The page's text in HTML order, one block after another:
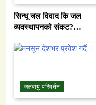
सिन्धु जल विवाद कि जल
व्यवस्थापनको संकट?
भित्री कथा
जलवायु परिवर्तन